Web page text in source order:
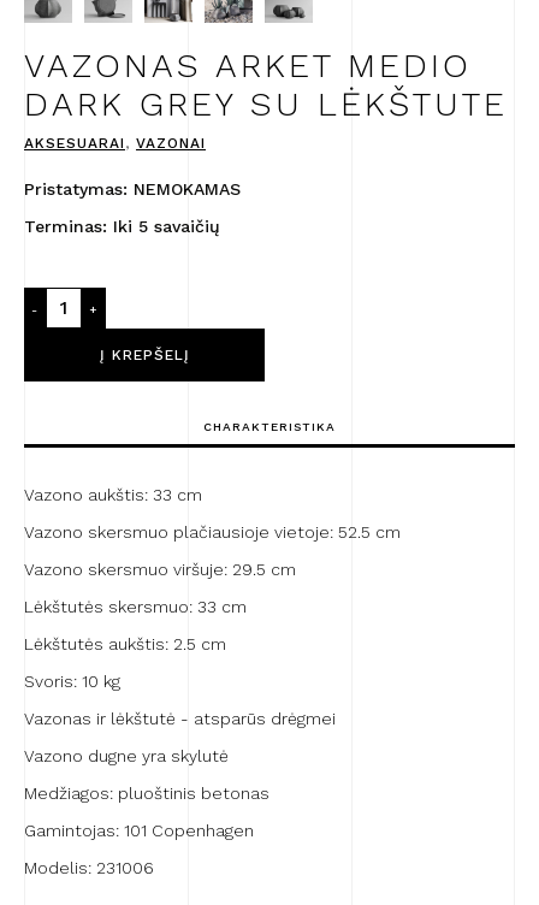
VAZONAS ARKET MEDIO
DARK GREY SU LĖKŠTUTE
AKSESUARAI , VAZONAI
Pristatymas: NEMOKAMAS
Terminas: Iki 5 savaičių
-
kiekis:
Medio
su
+
Į KREPŠELĮ
Vazono aukštis: 33 cm
Vazono skersmuo plačiausioje vietoje: 52.5 cm
Vazono skersmuo viršuje: 29.5 cm
Lėkštutės skersmuo: 33 cm
Lėkštutės aukštis: 2.5 cm
Svoris: 10 kg
Vazonas ir lėkštutė - atsparūs drėgmei
Vazono dugne yra skylutė
Medžiagos: pluoštinis betonas
Gamintojas: 101 Copenhagen
Modelis: 231006